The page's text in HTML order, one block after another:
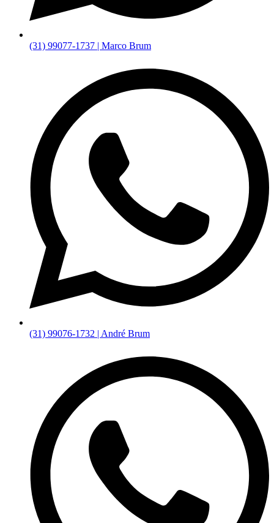
(31) 99077-1737 | Marco Brum
(31) 99076-1732 | André Brum